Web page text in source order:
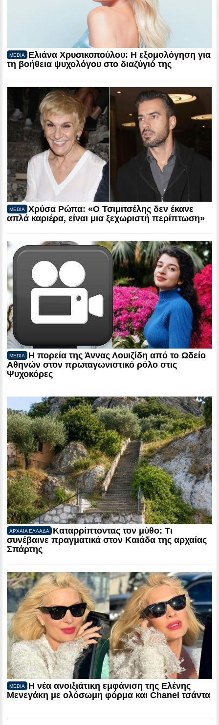
MEDIA
Ελιάνα Χρυσικοπούλου: Η εξομολόγηση για
τη βοήθεια ψυχολόγου στο διαζύγιό της
MEDIA
Χρύσα Ρώπα: «Ο Τσιμιτσέλης δεν έκανε
απλά καριέρα, είναι μια ξεχωριστή περίπτωση»
MEDIA
Η πορεία της Άννας Λουιζίδη από το Ωδείο
Αθηνών στον πρωταγωνιστικό ρόλο στις
Ψυχοκόρες
ΑΡΧΑΙΑ ΕΛΛΑΔΑ
Καταρρίπτοντας τον μύθο: Τι
συνέβαινε πραγματικά στον Καιάδα της αρχαίας
Σπάρτης
MEDIA
Η νέα ανοιξιάτικη εμφάνιση της Ελένης
Μενεγάκη με ολόσωμη φόρμα και Chanel τσάντα